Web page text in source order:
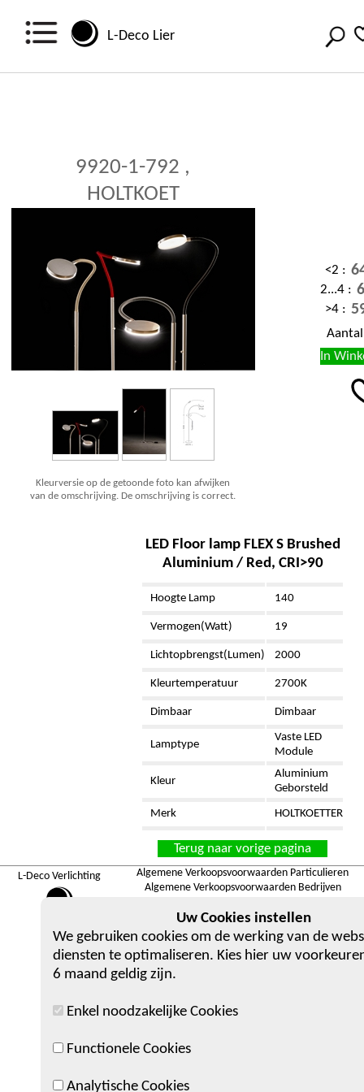
L-Deco Lier
Uw Cookies instellen
We gebruiken cookies om de werking van de
diensten te optimaliseren. Kies hier uw
6 maand geldig zijn.
Enkel noodzakelijke Cookies
Functionele Cookies
Analytische Cookies
9920-1-792 ,
HOLTKOET
Kleurversie op de getoonde foto kan afwijken
van de omschrijving. De omschrijving is correct.
<2 :
2...4 :
>4 :
LED Floor lamp FLEX S Brushed
Aluminium / Red, CRI>90
Hoogte Lamp 140
Vermogen(Watt) 19
Lichtopbrengst(Lumen) 2000
Kleurtemperatuur 2700K
Dimbaar Dimbaar
Lamptype
Vaste LED
Module
Kleur
Aluminium
Geborsteld
Merk HOLTKOETTER
Terug naar vorige pagina
L-Deco Verlichting
Algemene Verkoopsvoorwaarden Particulieren
Algemene Verkoopsvoorwaarden Bedrijven
SHOWROOM
Berlaarsestraat 36, 2500 Lier